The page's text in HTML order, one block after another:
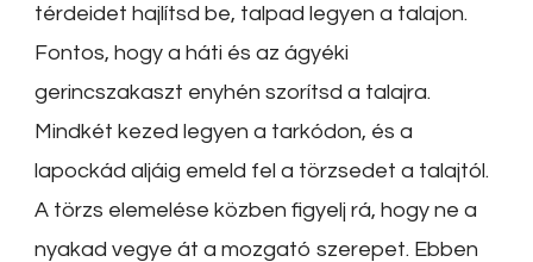
térdeidet hajlítsd be, talpad legyen a talajon.
Fontos, hogy a háti és az ágyéki
gerincszakaszt enyhén szorítsd a talajra.
Mindkét kezed legyen a tarkódon, és a
lapockád aljáig emeld fel a törzsedet a talajtól.
A törzs elemelése közben figyelj rá, hogy ne a
nyakad vegye át a mozgató szerepet. Ebben